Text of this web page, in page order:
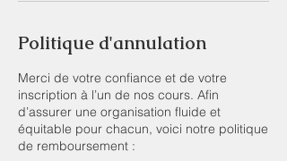
Politique d'annulation
Merci de votre confiance et de votre
inscription à l’un de nos cours. Afin
d’assurer une organisation fluide et
équitable pour chacun, voici notre politique
de remboursement :